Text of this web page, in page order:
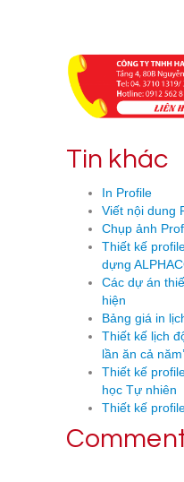
Tin khác
In Profile
Viết nội dung
Chụp ảnh
Thiết kế
dựng
Các dự án
hiện
Bảng giá in
Thiết kế lịch
lần ăn cả năm’
Thiết kế
học Tự nhiên
Thiết kế